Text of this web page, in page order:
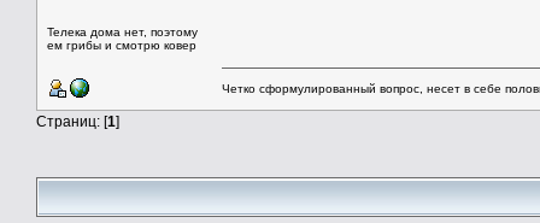
Телека дома нет, поэтому
ем грибы и смотрю ковер
Четко сформулированный вопрос, несет в себе
Страниц: [1]